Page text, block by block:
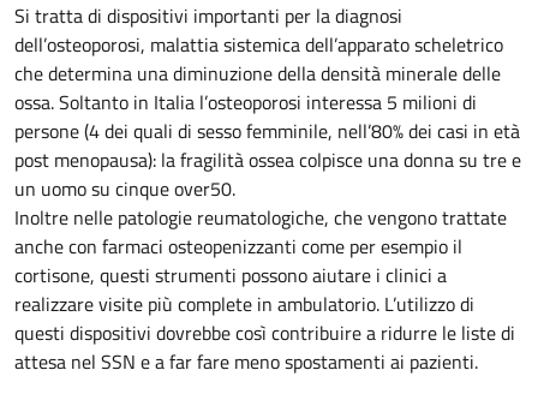
Si tratta di dispositivi importanti per la diagnosi
dell’osteoporosi, malattia sistemica dell’apparato scheletrico
che determina una diminuzione della densità minerale delle
ossa. Soltanto in Italia l’osteoporosi interessa 5 milioni di
persone (4 dei quali di sesso femminile, nell’80% dei casi in età
post menopausa): la fragilità ossea colpisce una donna su tre e
un uomo su cinque over50.
Inoltre nelle patologie reumatologiche, che vengono trattate
anche con farmaci osteopenizzanti come per esempio il
cortisone, questi strumenti possono aiutare i clinici a
realizzare visite più complete in ambulatorio. L’utilizzo di
questi dispositivi dovrebbe così contribuire a ridurre le liste di
attesa nel SSN e a far fare meno spostamenti ai pazienti.